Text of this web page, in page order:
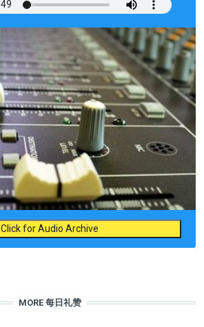
Click for Audio Archive
MORE 每日礼赞